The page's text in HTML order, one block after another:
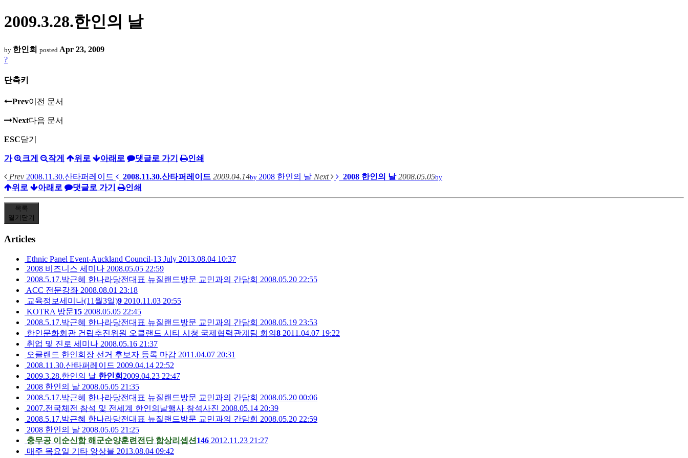
2009.3.28.한인의 날
by 한인회 posted Apr 23, 2009
?
단축키
Prev이전 문서
Next다음 문서
ESC닫기
가 크게 작게 위로 아래로 댓글로 가기 인쇄
Prev 2008.11.30.산타퍼레이드 2008.11.30.산타퍼레이드 2009.04.14by 2008 한인의 날 Next 2008 한인의 날 2008.05.05by
위로 아래로 댓글로 가기 인쇄
목록
열기 닫기
Articles
Ethnic Panel Event-Auckland Council-13 July 2013.08.04 10:37
2008 비즈니스 세미나 2008.05.05 22:59
2008.5.17.박근혜 한나라당전대표 뉴질랜드방문 교민과의 간담회 2008.05.20 22:55
ACC 전문강좌 2008.08.01 23:18
교육정보세미나(11월3일)9 2010.11.03 20:55
KOTRA 방문15 2008.05.05 22:45
2008.5.17.박근혜 한나라당전대표 뉴질랜드방문 교민과의 간담회 2008.05.19 23:53
한인문화회관 건립추진위원 오클랜드 시티 시청 국제협력관계팀 회의 8 2011.04.07 19:22
취업 및 진로 세미나 2008.05.16 21:37
오클랜드 한인회장 선거 후보자 등록 마감 2011.04.07 20:31
2008.11.30.산타퍼레이드 2009.04.14 22:52
2009.3.28.한인의 날 한인회 2009.04.23 22:47
2008 한인의 날 2008.05.05 21:35
2008.5.17.박근혜 한나라당전대표 뉴질랜드방문 교민과의 간담회 2008.05.20 00:06
2007.전국체전 참석 및 전세계 한인의날행사 참석사진 2008.05.14 20:39
2008.5.17.박근혜 한나라당전대표 뉴질랜드방문 교민과의 간담회 2008.05.20 22:59
2008 한인의 날 2008.05.05 21:25
충무공 이순신함 해군순양훈련전단 함상리셉션 146 2012.11.23 21:27
매주 목요일 기타 앙상블 2013.08.04 09:42